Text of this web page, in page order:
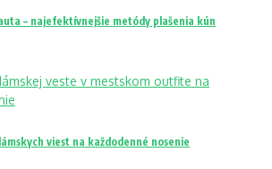
– najefektívnejšie metódy plašenia kún
viest na každodenné nosenie